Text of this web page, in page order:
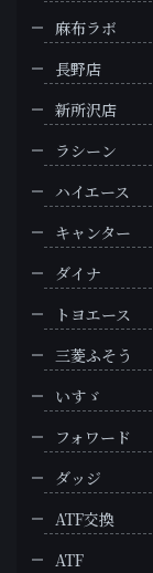
麻布ラボ
長野店
新所沢店
ラシーン
ハイエース
キャンター
ダイナ
トヨエース
三菱ふそう
いすゞ
フォワード
ダッジ
ATF交換
ATF